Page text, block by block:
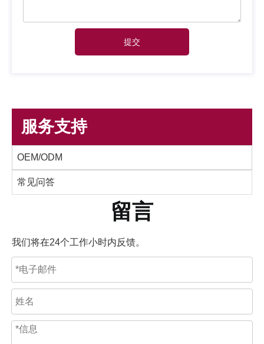
提交
服务支持
OEM/ODM
常见问答
留言
我们将在24个工作小时内反馈。